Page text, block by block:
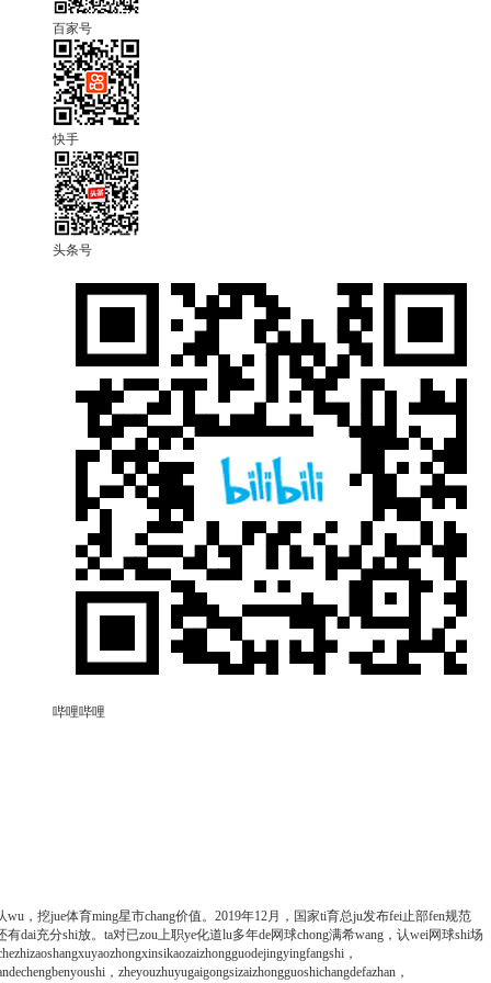
百家号
快手
头条号
哔哩哔哩
，挖jue体育ming星市chang价值。2019年12月，国家ti育总ju发布fei止部fen规范
dai充分shi放。ta对已zou上职ye化道lu多年de网球chong满希wang，认wei网球shi场
，
，zheyouzhuyugaigongsizaizhongguoshichangdefazhan，